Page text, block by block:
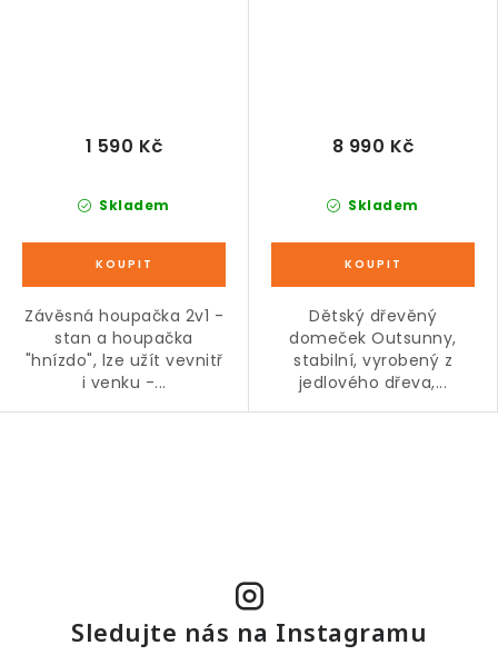
Skladem
1 590 Kč
Závěsná houpačka 2v1 -
stan a houpačka
"hnízdo", lze užít vevnitř
i venku -...
Skladem
8 990 Kč
Dětský dřevěný
domeček Outsunny,
stabilní, vyrobený z
jedlového dřeva,...
Sledujte nás na Instagramu